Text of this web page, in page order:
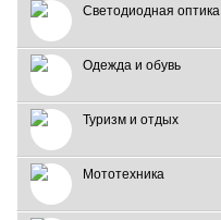
Светодиодная оптика
Одежда и обувь
Туризм и отдых
Мототехника